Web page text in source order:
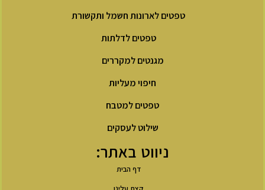
טפטים לארונות חשמל ותקשורת
טפטים לדלתות
מגנטים למקררים
חיפוי מעליות
טפטים למטבח
שילוט לעסקים
ניווט באתר:
דף הבית